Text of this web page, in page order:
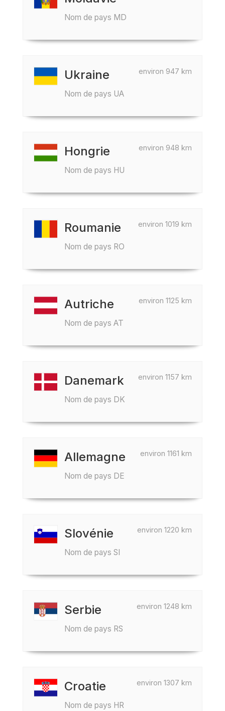
Nom de pays MD
environ 947 km
Ukraine
Nom de pays UA
environ 948 km
Hongrie
Nom de pays HU
environ 1019 km
Roumanie
Nom de pays RO
environ 1125 km
Autriche
Nom de pays AT
environ 1157 km
Danemark
Nom de pays DK
environ 1161 km
Allemagne
Nom de pays DE
environ 1220 km
Slovénie
Nom de pays SI
environ 1248 km
Serbie
Nom de pays RS
environ 1307 km
Croatie
Nom de pays HR